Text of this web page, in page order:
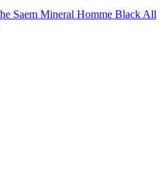
Saem Mineral Homme Black All